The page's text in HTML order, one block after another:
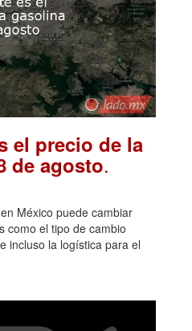
el precio de la
de agosto.
México puede cambiar
como el tipo de cambio
incluso la logística para el